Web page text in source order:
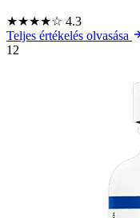
★★★★☆ 4.3
Teljes értékelés olvasása
12